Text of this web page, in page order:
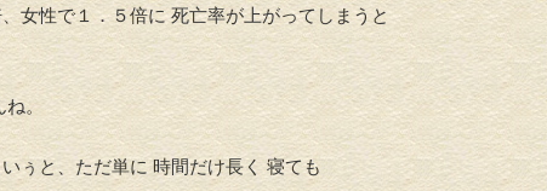
女性で１．５倍に 死亡率が上がってしまうと
ね。
ぅと、ただ単に 時間だけ長く 寝ても
ーリフォーム